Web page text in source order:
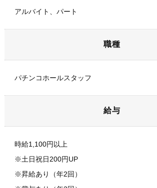
アルバイト、パート
職種
パチンコホールスタッフ
給与
時給1,100円以上
※土日祝日200円UP
※昇給あり（年2回）